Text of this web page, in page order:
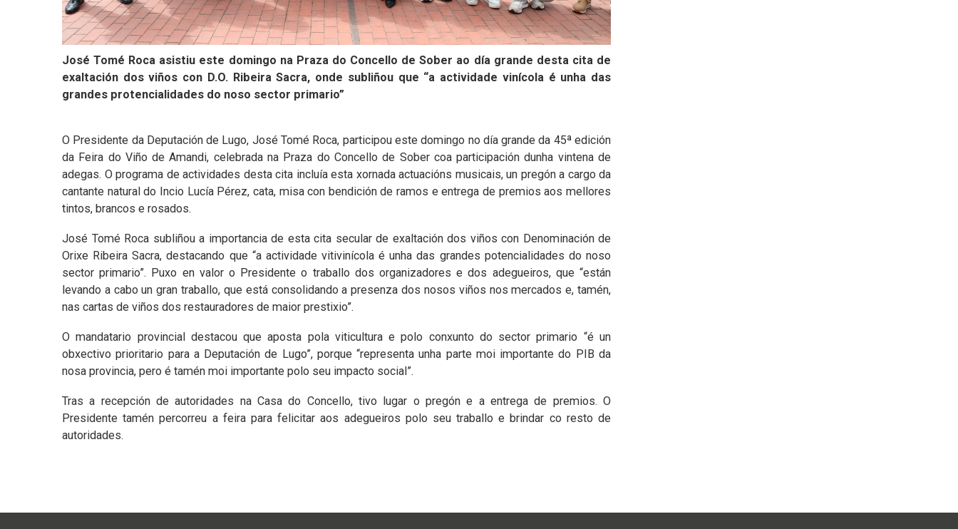
José Tomé Roca asistiu este domingo na Praza do Concello de Sober ao día grande desta cita de
exaltación dos viños con D.O. Ribeira Sacra, onde subliñou que “a actividade vinícola é unha das
grandes protencialidades do noso sector primario”
O Presidente da Deputación de Lugo, José Tomé Roca, participou este domingo no día grande da 45ª edición
da Feira do Viño de Amandi, celebrada na Praza do Concello de Sober coa participación dunha vintena de
adegas. O programa de actividades desta cita incluía esta xornada actuacións musicais, un pregón a cargo da
cantante natural do Incio Lucía Pérez, cata, misa con bendición de ramos e entrega de premios aos mellores
tintos, brancos e rosados.
José Tomé Roca subliñou a importancia de esta cita secular de exaltación dos viños con Denominación de
Orixe Ribeira Sacra, destacando que “a actividade vitivinícola é unha das grandes potencialidades do noso
sector primario”. Puxo en valor o Presidente o traballo dos organizadores e dos adegueiros, que “están
levando a cabo un gran traballo, que está consolidando a presenza dos nosos viños nos mercados e, tamén,
nas cartas de viños dos restauradores de maior prestixio”.
O mandatario provincial destacou que aposta pola viticultura e polo conxunto do sector primario “é un
obxectivo prioritario para a Deputación de Lugo”, porque “representa unha parte moi importante do PIB da
nosa provincia, pero é tamén moi importante polo seu impacto social”.
Tras a recepción de autoridades na Casa do Concello, tivo lugar o pregón e a entrega de premios. O
Presidente tamén percorreu a feira para felicitar aos adegueiros polo seu traballo e brindar co resto de
autoridades.